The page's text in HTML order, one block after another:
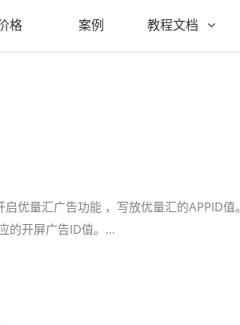
格 案例 教程文档
优量汇广告功能 ，写放优量汇的APPID值。
的开屏广告ID值。...